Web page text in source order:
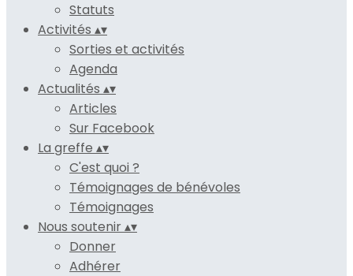
Statuts
Activités ▴▾
Sorties et activités
Agenda
Actualités ▴▾
Articles
Sur Facebook
La greffe ▴▾
C'est quoi ?
Témoignages de bénévoles
Témoignages
Nous soutenir▴▾
Donner
Adhérer